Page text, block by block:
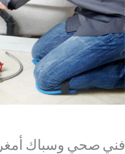
فني صحي وسباك